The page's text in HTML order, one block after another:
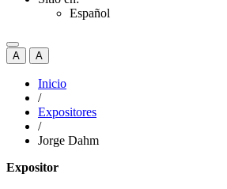
Español
A A
Inicio
/
Expositores
/
Jorge Dahm
Expositor